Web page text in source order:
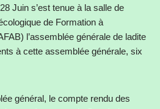
Juin s’est tenue à la salle de
de Formation à
l’assemblée générale de ladite
à cette assemblée générale, six
général, le compte rendu des